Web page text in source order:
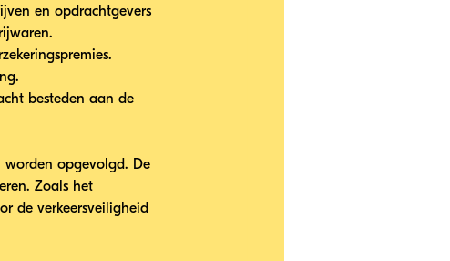
en opdrachtgevers
besteden aan de
opgevolgd. De
Zoals het
de verkeersveiligheid